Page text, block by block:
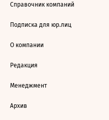
Справочник компаний
Подписка для юр.лиц
О компании
Редакция
Менеджмент
Архив